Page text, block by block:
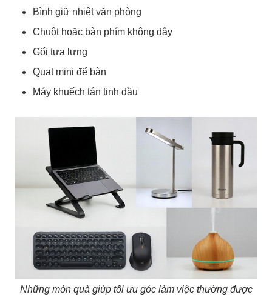
Bình giữ nhiệt văn phòng
Chuột hoặc bàn phím không dây
Gối tựa lưng
Quạt mini để bàn
Máy khuếch tán tinh dầu
Những món quà giúp tối ưu góc làm việc thường được